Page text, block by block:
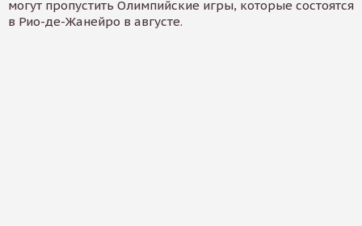
могут пропустить Олимпийские игры, которые состоятся
в Рио-де-Жанейро в августе.